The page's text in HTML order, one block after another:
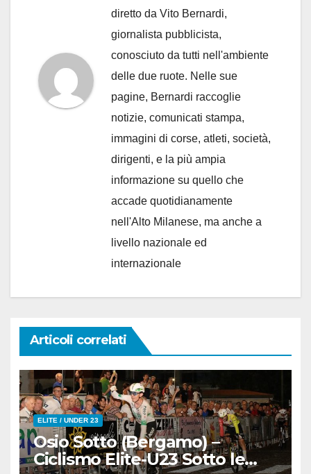
diretto da Vito Bernardi,
giornalista pubblicista,
conosciuto da tutti nell'ambiente
delle due ruote. Nelle sue
pagine, Bernardi raccoglie
notizie, comunicati stampa,
immagini di corse, atleti, società,
dirigenti, e la più ampia
informazione su quello che
accade quotidianamente
nell'Alto Milanese, ma anche a
livello nazionale ed
internazionale
Articoli correlati
ELITE / UNDER 23
Osio Sotto (Bergamo) –
Ciclismo Elite-U23 Sotto le